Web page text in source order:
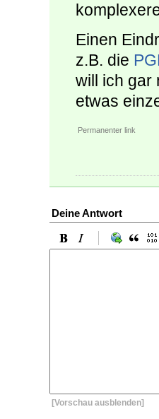
Einen
z.B. die
will ich gar
etwas
Permanenter link
Deine Antwort
[Vorschau ausblenden]